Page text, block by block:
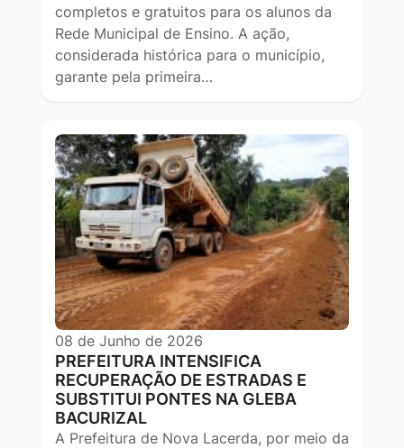
completos e gratuitos para os alunos da
Rede Municipal de Ensino. A ação,
considerada histórica para o município,
garante pela primeira…
08 de Junho de 2026
PREFEITURA INTENSIFICA
RECUPERAÇÃO DE ESTRADAS E
SUBSTITUI PONTES NA GLEBA
BACURIZAL
A Prefeitura de Nova Lacerda, por meio da